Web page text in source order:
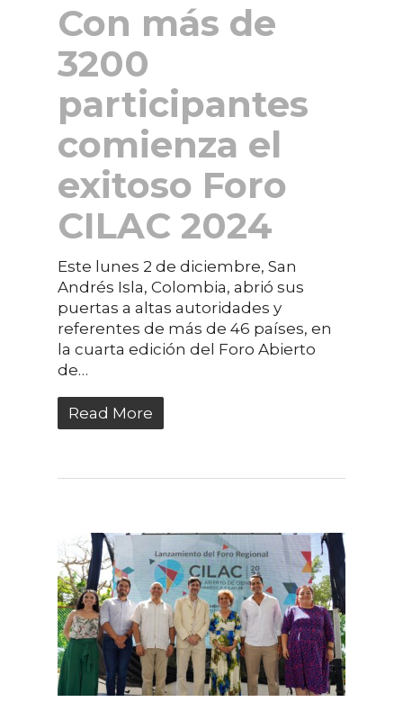
Con más de
3200
participantes
comienza el
exitoso Foro
CILAC 2024
Este lunes 2 de diciembre, San
Andrés Isla, Colombia, abrió sus
puertas a altas autoridades y
referentes de más de 46 países, en
la cuarta edición del Foro Abierto
de…
Read More